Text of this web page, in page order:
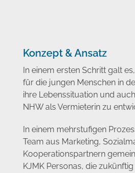
Konzept & Ansatz
In einem ersten Schritt galt
für die jungen Menschen in
ihre Lebenssituation und
NHW als Vermieterin zu
In einem mehrstufigen
Team aus Marketing,
Kooperationspartnern
KJMK Personas, die